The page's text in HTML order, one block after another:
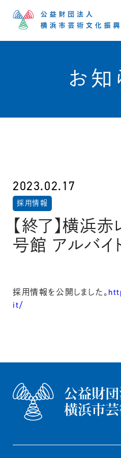
お知
2023.02.17
採用情報
【終了】横浜
号館 アルバイ
採用情報を公開しました。
it/